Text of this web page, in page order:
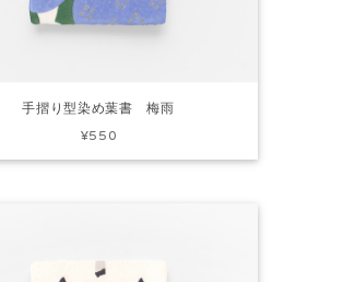
手摺り型染め葉書 梅雨
¥550